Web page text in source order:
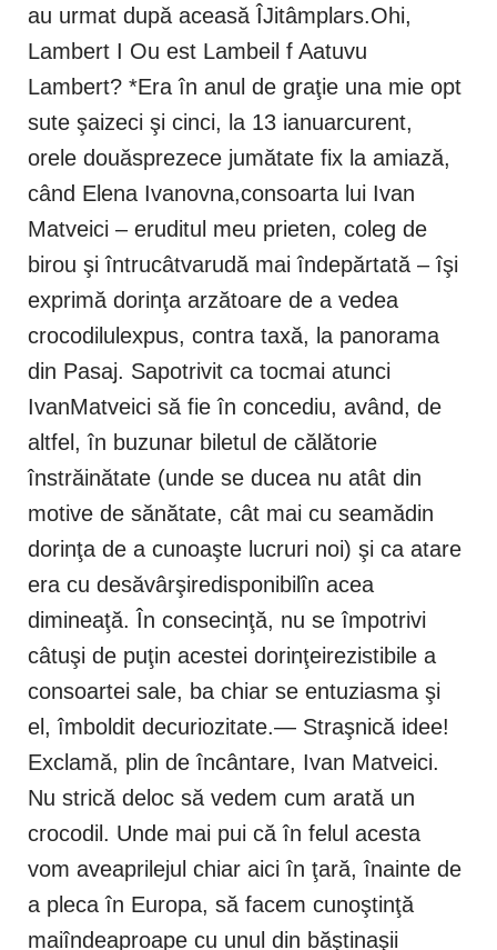
au urmat după aceasă ÎJitâmplars.Ohi,
Lambert I Ou est Lambeil f Aatuvu
Lambert? *Era în anul de graţie una mie opt
sute şaizeci şi cinci, la 13 ianuarcurent,
orele douăsprezece jumătate fix la amiază,
când Elena Ivanovna,consoarta lui Ivan
Matveici – eruditul meu prieten, coleg de
birou şi întrucâtvarudă mai îndepărtată – îşi
exprimă dorinţa arzătoare de a vedea
crocodilulexpus, contra taxă, la panorama
din Pasaj. Sapotrivit ca tocmai atunci
IvanMatveici să fie în concediu, având, de
altfel, în buzunar biletul de călătorie
înstrăinătate (unde se ducea nu atât din
motive de sănătate, cât mai cu seamădin
dorinţa de a cunoaşte lucruri noi) şi ca atare
era cu desăvârşiredisponibilîn acea
dimineaţă. În consecinţă, nu se împotrivi
câtuşi de puţin acestei dorinţeirezistibile a
consoartei sale, ba chiar se entuziasma şi
el, îmboldit decuriozitate.— Straşnică idee!
Exclamă, plin de încântare, Ivan Matveici.
Nu strică deloc să vedem cum arată un
crocodil. Unde mai pui că în felul acesta
vom aveaprilejul chiar aici în ţară, înainte de
a pleca în Europa, să facem cunoştinţă
maiîndeaproape cu unul din băştinaşii